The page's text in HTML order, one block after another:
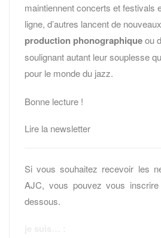
maintiennent concerts et festivals
ligne, d’autres lancent de
production phonographiqueou
soulignant autant leur souplesse
pour le monde du jazz.
Bonne lecture !
Lire la newsletter
Si vous souhaitez recevoir les
AJC, vous pouvez vous
dessous.